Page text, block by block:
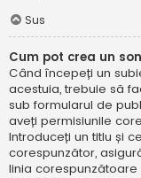
Sus
Cum pot crea un
Când începeți un
acestuia, trebuie să
sub formularul de
aveți permisiunile
Introduceți un titlu și
corespunzător,
linia corespunzătoare